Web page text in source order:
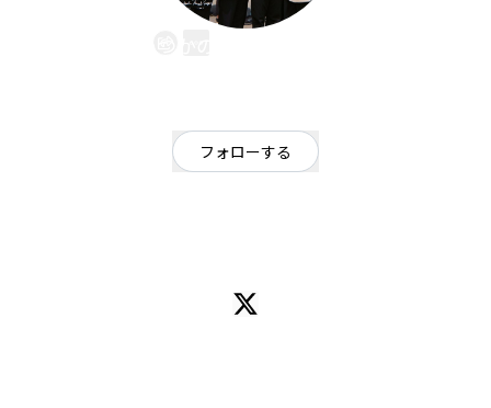
フォローする
Ba:ザ・阿部 @poppo_hibiki